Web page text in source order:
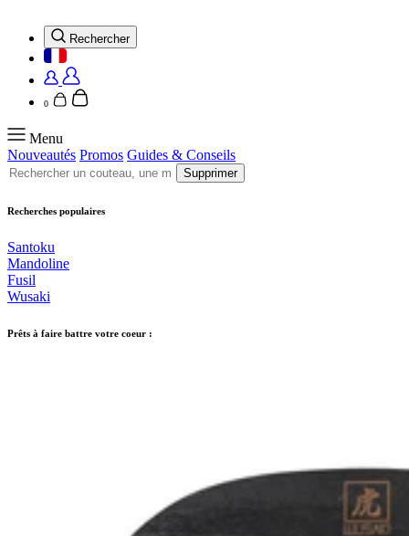
Rechercher
0
Menu
Nouveautés Promos Guides & Conseils
Supprimer
Recherches populaires
Santoku
Mandoline
Fusil
Wusaki
Prêts à faire battre votre coeur :